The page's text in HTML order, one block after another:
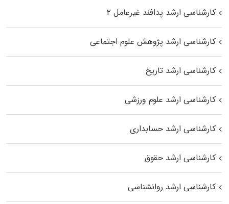
کارشناسی ارشد پدافند غیرعامل ۲
کارشناسی ارشد پژوهش علوم اجتماعی
کارشناسی ارشد تاریخ
کارشناسی ارشد علوم ورزشی
کارشناسی ارشد حسابداری
کارشناسی ارشد حقوق
کارشناسی ارشد روانشناسی